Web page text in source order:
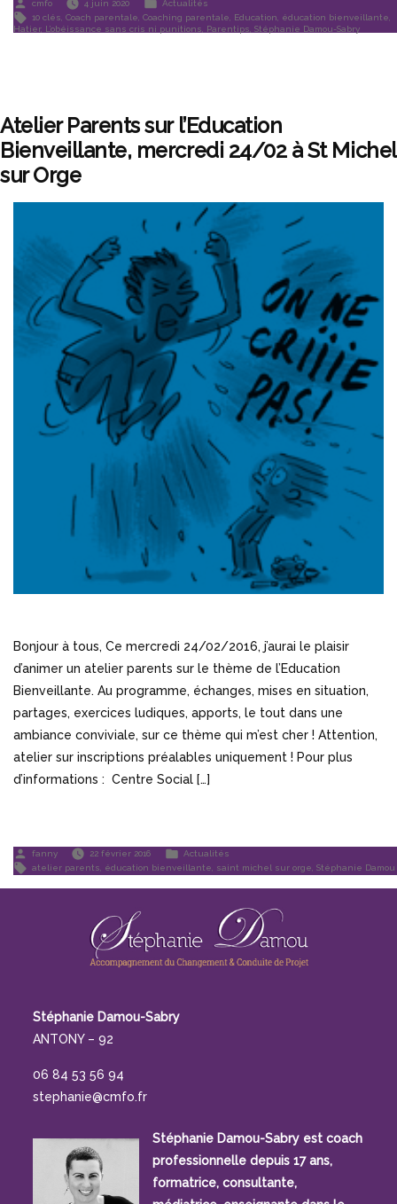
par
cmfo 4 juin 2020
dans
Actualités
Étiquettes :
10 clés ,Coach parentale ,Coaching parentale Education éducation bienveillante
Hatier, L’obéissance sans cris ni punitions Parentips ,Stéphanie Damou-Sabry
Atelier Parents sur l’Education
Bienveillante, mercredi 24/02 à St Michel
sur Orge
Bonjour à tous, Ce mercredi 24/02/2016, j’aurai le plaisir
d’animer un atelier parents sur le thème de l’Education
Bienveillante. Au programme, échanges, mises en situation,
partages, exercices ludiques, apports, le tout dans une
ambiance conviviale, sur ce thème qui m’est cher ! Attention,
atelier sur inscriptions préalables uniquement ! Pour plus
d’informations : Centre Social […]
Publié
par
fanny 22 février 2016
Publié
dans
Actualités
Étiquettes :
atelier parents éducation bienveillante saint michel sur orge ,Stéphanie Damou
Stéphanie Damou-Sabry
ANTONY – 92
06 84 53 56 94
stephanie@cmfo.fr
Stéphanie Damou-Sabry est coach
professionnelle depuis 17 ans,
formatrice, consultante,